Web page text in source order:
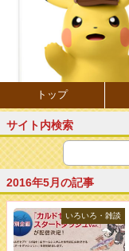
トップ
サイト内検索
2016年5月の記事
いろいろ・雑談